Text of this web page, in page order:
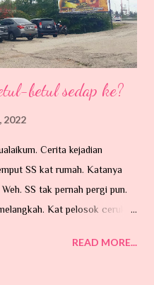
betul sedap ke?
2022
Cerita kejadian
SS kat rumah. Katanya
SS tak pernah pergi pun.
Kat pelosok ceruk
(UMP) di Gambang,
READ MORE...